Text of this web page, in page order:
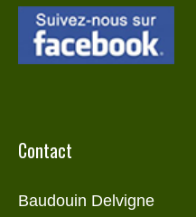
Contact
Baudouin Delvigne